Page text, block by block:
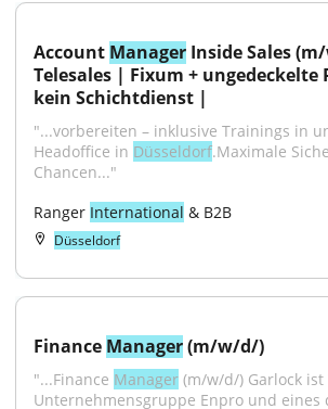
Account Manager Inside Sales
Telesales | Fixum + ungedeckelte
kein Schichtdienst |
"...vorbereiten – inklusive Trainings in
Headoffice in Düsseldorf.Maximale
Chancen..."
Ranger International & B2B
Düsseldorf
Finance Manager (m/w/d/)
"...Finance Manager (m/w/d/) Garlock